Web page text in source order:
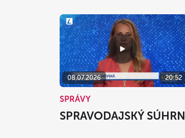
08.07.2026 20:52
SPRÁVY
SPRAVODAJSKÝ SÚHRN